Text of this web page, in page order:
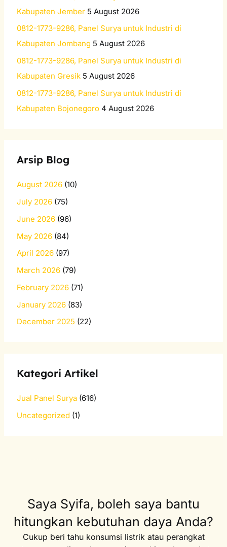
Kabupaten Jember 5 August 2026
0812-1773-9286, Panel Surya untuk Industri di
Kabupaten Jombang 5 August 2026
0812-1773-9286, Panel Surya untuk Industri di
Kabupaten Gresik 5 August 2026
0812-1773-9286, Panel Surya untuk Industri di
Kabupaten Bojonegoro 4 August 2026
Arsip Blog
August 2026 (10)
July 2026 (75)
June 2026 (96)
May 2026 (84)
April 2026 (97)
March 2026 (79)
February 2026 (71)
January 2026 (83)
December 2025 (22)
Kategori Artikel
Jual Panel Surya (616)
Uncategorized (1)
Saya Syifa, boleh saya bantu
hitungkan kebutuhan daya Anda?
Cukup beri tahu konsumsi listrik atau perangkat